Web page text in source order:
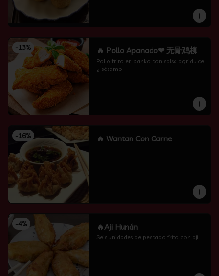
-13% 🔥 Pollo Apanado❤ 无骨鸡柳
Pollo frito en panko con salsa agridulce
y sésamo
-16% 🔥 Wantan Con Carne
-4% 🔥Aji Hunán
Seis unidades de pescado frito con ají.